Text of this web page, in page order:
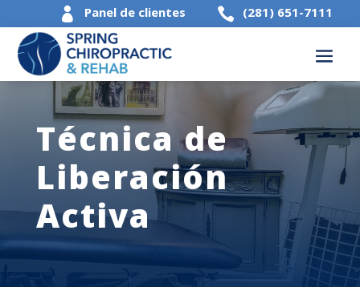
 Panel de clientes  (281) 651-7111
Técnica de
Liberación
Activa